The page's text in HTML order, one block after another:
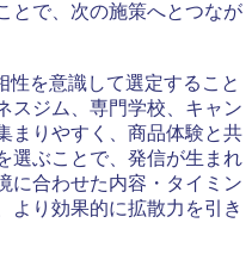
とで、次の施策へとつなが
性を意識して選定すること
スジム、専門学校、キャン
まりやすく、商品体験と共
選ぶことで、発信が生まれ
に合わせた内容・タイミン
より効果的に拡散力を引き